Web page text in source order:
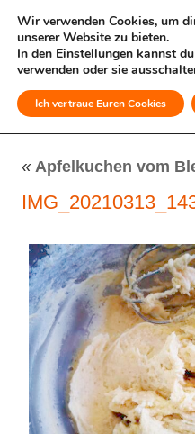
MENÜ
« Apfelkuchen vom
Wir verwenden Cookies, um
unserer Website zu bieten.
In den Einstellungen kannst
verwenden oder sie
Ich vertraue Euren Cookies